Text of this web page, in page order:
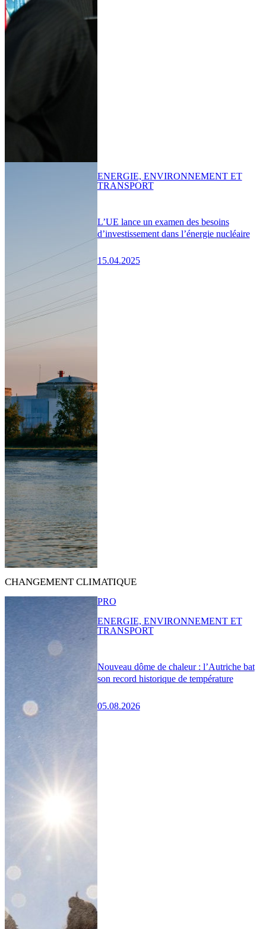
L’UE lance un examen des besoins
d’investissement dans l’énergie nucléaire
15.04.2025
ENERGIE, ENVIRONNEMENT ET
TRANSPORT
CHANGEMENT CLIMATIQUE
Nouveau dôme de chaleur : l’Autriche bat
son record historique de température
05.08.2026
PRO
ENERGIE, ENVIRONNEMENT ET
TRANSPORT